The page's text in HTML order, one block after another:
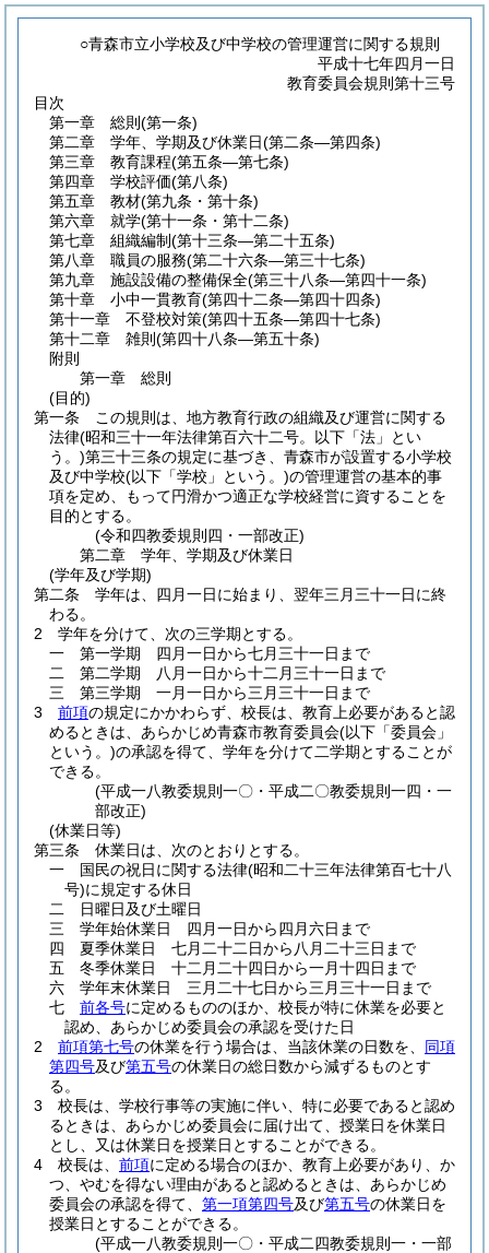
○青森市立小学校及び中学校の管理運営に関する規則
平成十七年四月一日
教育委員会規則第十三号
目次
第一章
総則 (第一条)
第二章
学年、学期及び休業日(第二条―第四条)
第三章
教育課程(第五条―第七条)
第四章
学校評価(第八条)
第五章
教材(第九条・第十条)
第六章
就学(第十一条・第十二条)
第七章
組織編制(第十三条―第二十五条)
第八章
職員の服務(第二十六条―第三十七条)
第九章
施設設備の整備保全(第三十八条―第四十一条)
第十章
小中一貫教育(第四十二条―第四十四条)
第十一章
不登校対策(第四十五条―第四十七条)
第十二章
雑則 (第四十八条―第五十条)
附則
第一章
総則
(目的)
第一条
この規則は、地方教育行政の組織及び運営に関する
法律(昭和三十一年法律第百六十二号。以下「法」とい
う。)第三十三条の規定に基づき、青森市が設置する小学校
及び中学校(以下「学校」という。)の管理運営の基本的事
項を定め、もって円滑かつ適正な学校経営に資することを
目的とする。
(令和四教委規則四・一部改正)
第二章
学年、学期及び休業日
(学年及び学期)
第二条
学年は、四月一日に始まり、翌年三月三十一日に終
わる。
2
学年を分けて、次の三学期とする。
一
第一学期 四月一日から七月三十一日まで
二
第二学期 八月一日から十二月三十一日まで
三
第三学期 一月一日から三月三十一日まで
3
前項の規定にかかわらず、校長は、教育上必要があると認
めるときは、あらかじめ青森市教育委員会(以下「委員会」
という。)の承認を得て、学年を分けて二学期とすることが
できる。
(平成一八教委規則一〇・平成二〇教委規則一四・一
部改正)
(休業日等)
第三条
休業日は、次のとおりとする。
一
国民の祝日に関する法律(昭和二十三年法律第百七十八
号)に規定する休日
二
日曜日及び土曜日
三
学年始休業日 四月一日から四月六日まで
四
夏季休業日 七月二十二日から八月二十三日まで
五
冬季休業日 十二月二十四日から一月十四日まで
六
学年末休業日 三月二十七日から三月三十一日まで
七
前各号に定めるもののほか、校長が特に休業を必要と
認め、あらかじめ委員会の承認を受けた日
2
前項第七号の休業を行う場合は、当該休業の日数を、 同項
第四号及び第五号の休業日の総日数から減ずるものとす
る。
3
校長は、学校行事等の実施に伴い、特に必要であると認め
るときは、あらかじめ委員会に届け出て、授業日を休業日
とし、又は休業日を授業日とすることができる。
4
校長は、 前項に定める場合のほか、教育上必要があり、か
つ、やむを得ない理由があると認めるときは、あらかじめ
委員会の承認を得て、 第一項第四号及び第五号の休業日を
授業日とすることができる。
(平成一八教委規則一〇・平成二四教委規則一・一部